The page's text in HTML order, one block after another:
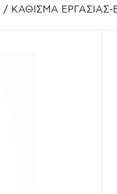
/ ΚΑΘΙΣΜΑ ΕΡΓΑΣΙΑΣ-